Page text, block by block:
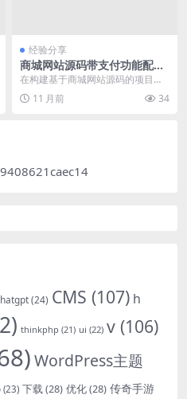
经验分享
商城网站源码带支付功能配置
与集成详解
在构建基于商城网站源码的项目
时，支付功能的稳定可靠是核心需
求之一。本文将直接聚焦...
11 月前 34
(24) CMS (107) h
thinkphp (21) ui (22) v (106)
WordPress主题
(23) 下载(28) 优化(28) 传奇手游